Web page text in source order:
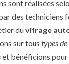
sont réalisées
des techniciens
duvitrage
sur tous types
et bénéficions pour